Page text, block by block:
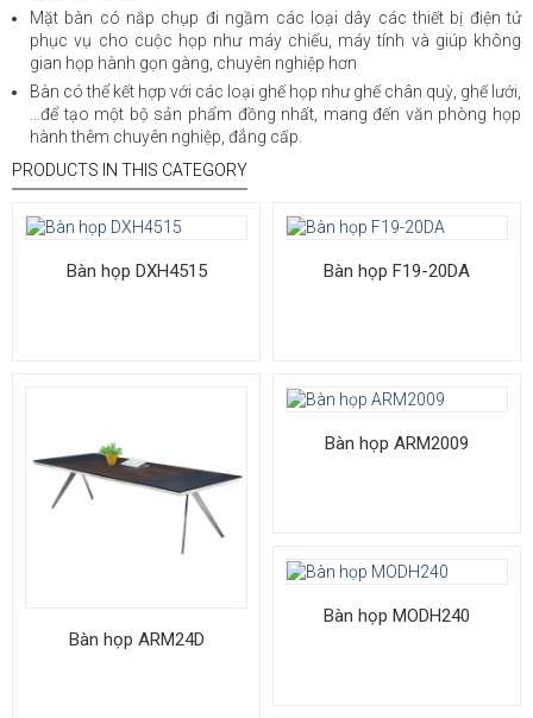
Mặt bàn có nắp chụp đi ngầm các loại dây các thiết bị điện tử
phục vụ cho cuộc họp như máy chiếu, máy tính và giúp không
gian họp hành gọn gàng, chuyên nghiệp hơn
Bàn có thể kết hợp với các loại ghế họp như ghế chân quỳ, ghế lưới,
…để tạo một bộ sản phẩm đồng nhất, mang đến văn phòng họp
hành thêm chuyên nghiệp, đẳng cấp.
PRODUCTS IN THIS CATEGORY
Bàn họp DXH4515 Bàn họp F19-20DA
Bàn họp ARM24D
Bàn họp ARM2009
Bàn họp MODH240